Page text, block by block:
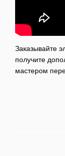
Заказывайте
получите
мастером